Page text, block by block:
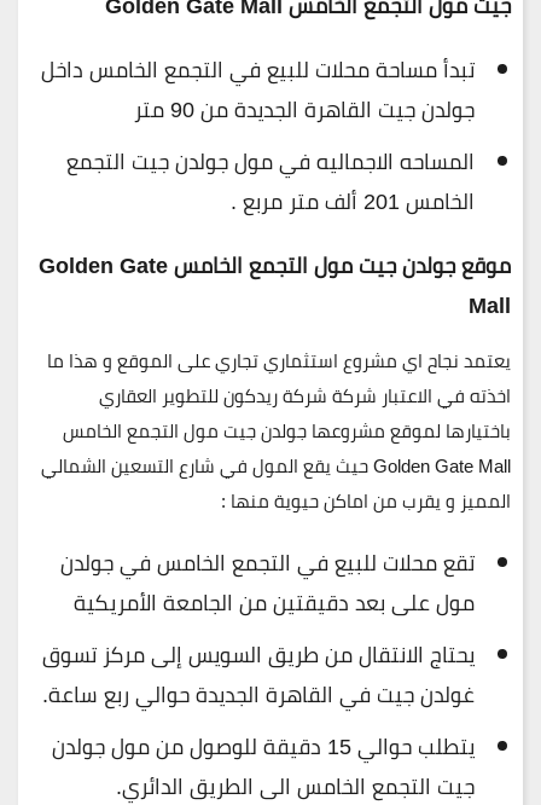
تبدأ مساحة محلات للبيع في التجمع الخامس داخل
جولدن جيت القاهرة الجديدة من 90 متر
المساحه الاجماليه في مول جولدن جيت التجمع
الخامس 201 ألف متر مربع .
موقع جولدن جيت مول التجمع الخامسGolden Gate
Mall
يعتمد نجاح اي مشروع استثماري تجاري على الموقع و هذا ما
اخذته في الاعتبار شركة شركة ريدكون للتطوير العقاري
باختيارها لموقع مشروعها جولدن جيت مول التجمع الخامس
Golden Gate Mall حيث يقع المول في شارع التسعين الشمالي
المميز و يقرب من اماكن حيوية منها :
تقع محلات للبيع في التجمع الخامس في جولدن
مول على بعد دقيقتين من الجامعة الأمريكية
يحتاج الانتقال من طريق السويس إلى مركز تسوق
غولدن جيت في القاهرة الجديدة حوالي ربع ساعة.
يتطلب حوالي 15 دقيقة للوصول من مول جولدن
جيت التجمع الخامس الى الطريق الدائري.